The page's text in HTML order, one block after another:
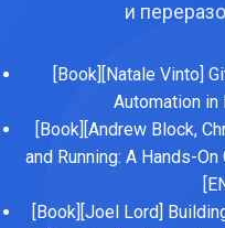
и
[Book][Natale Vinto]
Automation in
[Book][Andrew Block,
and Running: A Hands-
[Book][Joel Lord]